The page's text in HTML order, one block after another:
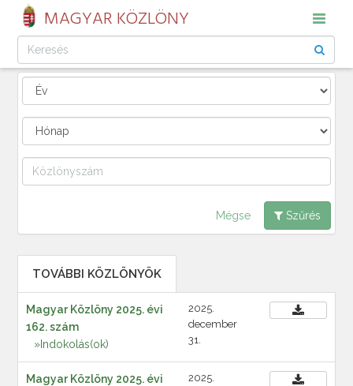
MAGYAR KÖZLÖNY
Mégse Szűrés
TOVÁBBI KÖZLÖNYÖK
Magyar Közlöny 2025. évi
162. szám
»Indokolás(ok)
2025.
december
31.
Magyar Közlöny 2025. évi
2025.